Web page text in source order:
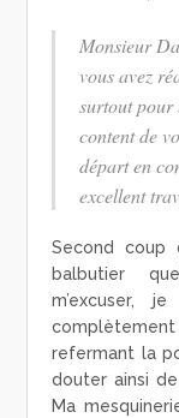
Monsieur
vous avez
surtout pour
content de
départ en
excellent
Second coup
balbutier
m’excuser,
refermant la
douter ainsi
Ma